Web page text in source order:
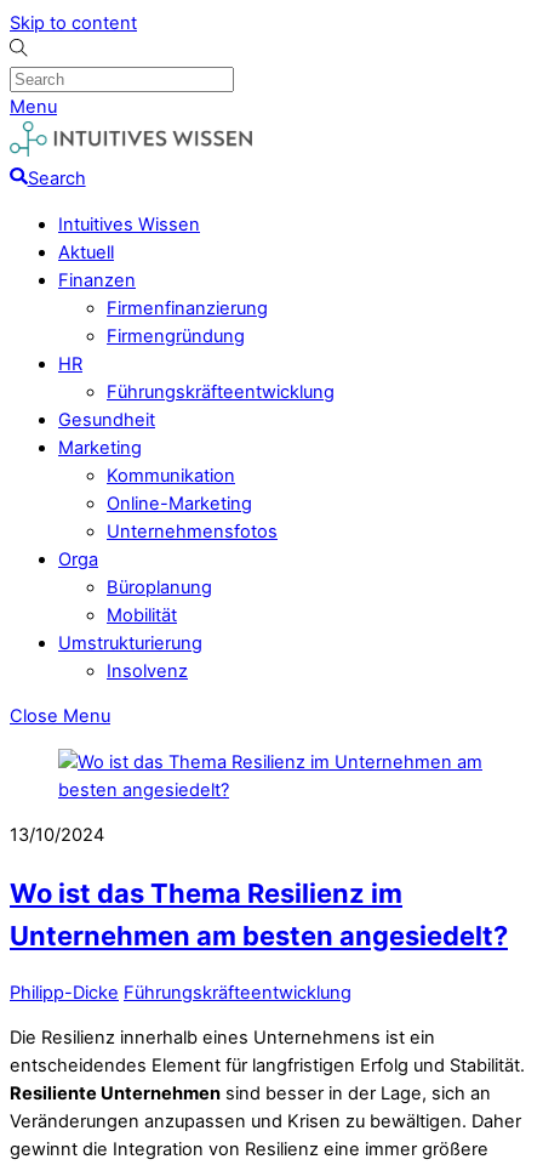
Skip to content
Menu
Search
Intuitives Wissen
Aktuell
Finanzen
Firmenfinanzierung
Firmengründung
HR
Führungskräfteentwicklung
Gesundheit
Marketing
Kommunikation
Online-Marketing
Unternehmensfotos
Orga
Büroplanung
Mobilität
Umstrukturierung
Insolvenz
Close Menu
13/10/2024
Wo ist das Thema Resilienz im
Unternehmen am besten angesiedelt?
Philipp-Dicke Führungskräfteentwicklung
Die Resilienz innerhalb eines Unternehmens ist ein
entscheidendes Element für langfristigen Erfolg und Stabilität.
Resiliente Unternehmen sind besser in der Lage, sich an
Veränderungen anzupassen und Krisen zu bewältigen. Daher
gewinnt die Integration von Resilienz eine immer größere